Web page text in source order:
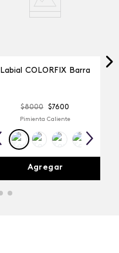
Labial COLORFIX Barra
$8000 $7600
Pimienta Caliente
Agregar